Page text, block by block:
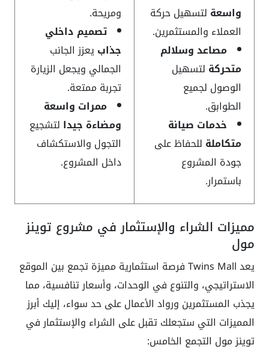
واسعة لتسهيل حركة
العملاء والمستثمرين.
مصاعد وسلالم
متحركة لتسهيل
الوصول لجميع
الطوابق.
خدمات صيانة
متكاملة للحفاظ على
جودة المشروع
باستمرار.
ومريحة.
تصميم داخلي
جذابيعزز الجانب
الجمالي ويجعل الزيارة
تجربة ممتعة.
ممرات واسعة
ومضاءة جيدا لتشجيع
التجول والاستكشاف
داخل المشروع.
مميزات الشراء والإستثمار في مشروع توينز
مول
يعد Twins Mall فرصة استثمارية مميزة تجمع بين الموقع
الاستراتيجي، والتنوع في الوحدات، وأسعار تنافسية، مما
يجذب المستثمرين ورواد الأعمال على حد سواء، إليك أبرز
المميزات التي ستجعلك تقبل على الشراء والإستثمار في
توينز مول التجمع الخامس: